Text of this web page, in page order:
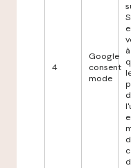
4
Google
consent
mode